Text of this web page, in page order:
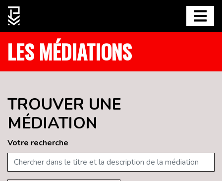
LES MÉDIATIONS
TROUVER UNE
MÉDIATION
Votre recherche